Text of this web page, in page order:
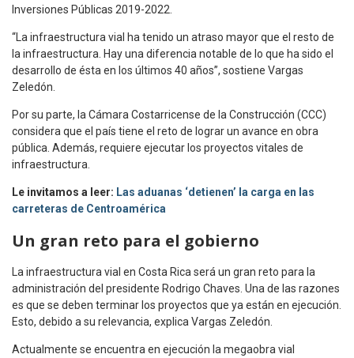
Inversiones Públicas 2019-2022.
“La infraestructura vial ha tenido un atraso mayor que el resto de
la infraestructura. Hay una diferencia notable de lo que ha sido el
desarrollo de ésta en los últimos 40 años”, sostiene Vargas
Zeledón.
Por su parte, la Cámara Costarricense de la Construcción (CCC)
considera que el país tiene el reto de lograr un avance en obra
pública. Además, requiere ejecutar los proyectos vitales de
infraestructura.
Le invitamos a leer: Las aduanas ‘detienen’ la carga en las
carreteras de Centroamérica
Un gran reto para el gobierno
La infraestructura vial en Costa Rica será un gran reto para la
administración del presidente Rodrigo Chaves. Una de las razones
es que se deben terminar los proyectos que ya están en ejecución.
Esto, debido a su relevancia, explica Vargas Zeledón.
Actualmente se encuentra en ejecución la megaobra vial